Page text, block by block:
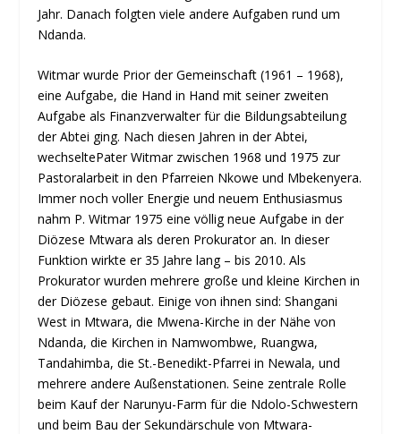
Jahr. Danach folgten viele andere Aufgaben rund um
Ndanda.
Witmar wurde Prior der Gemeinschaft (1961 – 1968),
eine Aufgabe, die Hand in Hand mit seiner zweiten
Aufgabe als Finanzverwalter für die Bildungsabteilung
der Abtei ging. Nach diesen Jahren in der Abtei,
wechseltePater Witmar zwischen 1968 und 1975 zur
Pastoralarbeit in den Pfarreien Nkowe und Mbekenyera.
Immer noch voller Energie und neuem Enthusiasmus
nahm P. Witmar 1975 eine völlig neue Aufgabe in der
Diözese Mtwara als deren Prokurator an. In dieser
Funktion wirkte er 35 Jahre lang – bis 2010. Als
Prokurator wurden mehrere große und kleine Kirchen in
der Diözese gebaut. Einige von ihnen sind: Shangani
West in Mtwara, die Mwena-Kirche in der Nähe von
Ndanda, die Kirchen in Namwombwe, Ruangwa,
Tandahimba, die St.-Benedikt-Pfarrei in Newala, und
mehrere andere Außenstationen. Seine zentrale Rolle
beim Kauf der Narunyu-Farm für die Ndolo-Schwestern
und beim Bau der Sekundärschule von Mtwara-